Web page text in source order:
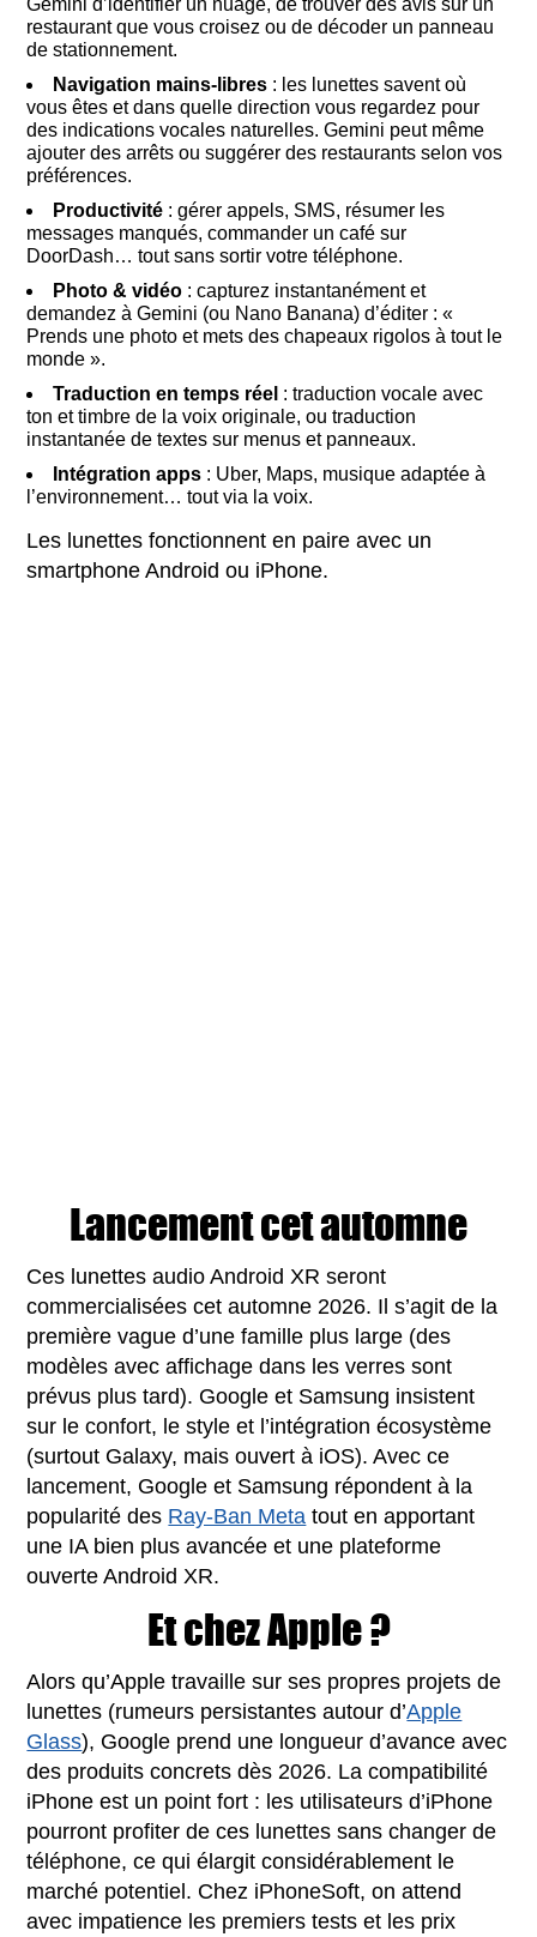
restaurant que vous croisez ou de décoder un panneau
de stationnement.
Navigation mains-libres : les lunettes savent où
vous êtes et dans quelle direction vous regardez pour
des indications vocales naturelles. Gemini peut même
ajouter des arrêts ou suggérer des restaurants selon vos
préférences.
Productivité : gérer appels, SMS, résumer les
messages manqués, commander un café sur
DoorDash… tout sans sortir votre téléphone.
Photo & vidéo : capturez instantanément et
demandez à Gemini (ou Nano Banana) d’éditer : «
Prends une photo et mets des chapeaux rigolos à tout le
monde ».
Traduction en temps réel : traduction vocale avec
ton et timbre de la voix originale, ou traduction
instantanée de textes sur menus et panneaux.
Intégration apps : Uber, Maps, musique adaptée à
l’environnement… tout via la voix.
Les lunettes fonctionnent en paire avec un
smartphone Android ou iPhone.
Lancement cet automne
Ces lunettes audio Android XR seront
commercialisées cet automne 2026. Il s’agit de la
première vague d’une famille plus large (des
modèles avec affichage dans les verres sont
prévus plus tard). Google et Samsung insistent
sur le confort, le style et l’intégration écosystème
(surtout Galaxy, mais ouvert à iOS). Avec ce
lancement, Google et Samsung répondent à la
popularité des Ray-Ban Meta tout en apportant
une IA bien plus avancée et une plateforme
ouverte Android XR.
Et chez Apple ?
Alors qu’Apple travaille sur ses propres projets de
lunettes (rumeurs persistantes autour d’Apple
Glass), Google prend une longueur d’avance avec
des produits concrets dès 2026. La compatibilité
iPhone est un point fort : les utilisateurs d’iPhone
pourront profiter de ces lunettes sans changer de
téléphone, ce qui élargit considérablement le
marché potentiel. Chez iPhoneSoft, on attend
avec impatience les premiers tests et les prix